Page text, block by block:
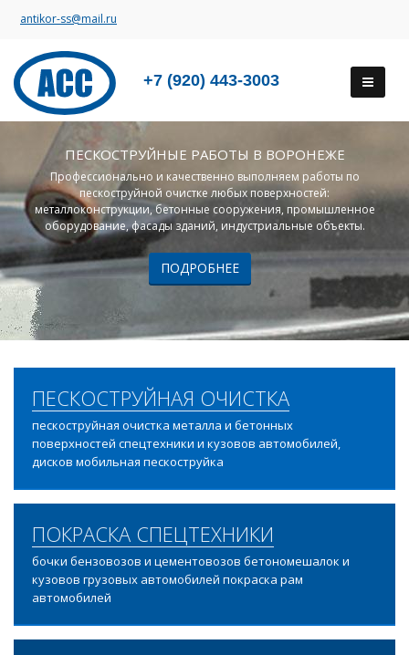
antikor-ss@mail.ru
+7 (920) 443-3003
ПЕСКОСТРУЙНЫЕ РАБОТЫ В ВОРОНЕЖЕ
Профессионально и качественно выполняем работы по
пескоструйной очистке любых поверхностей:
металлоконструкции, бетонные сооружения, промышленное
оборудование, фасады зданий, индустриальные объекты.
ПОДРОБНЕЕ
ПЕСКОСТРУЙНАЯ ОЧИСТКА
пескоструйная очистка металла и бетонных
поверхностей спецтехники и кузовов автомобилей,
дисков мобильная пескоструйка
ПОКРАСКА СПЕЦТЕХНИКИ
бочки бензовозов и цементовозов бетономешалок и
кузовов грузовых автомобилей покраска рам
автомобилей